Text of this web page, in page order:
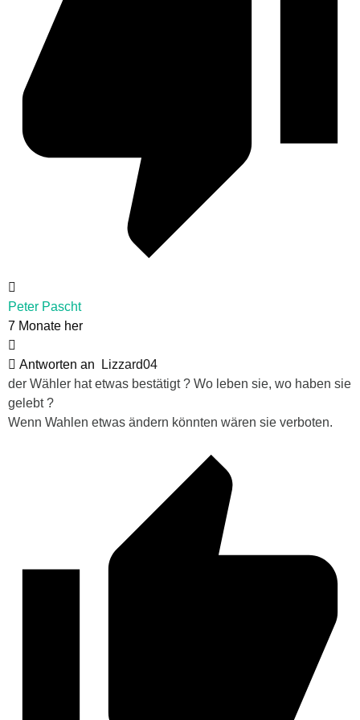
Peter Pascht
7 Monate her
Antworten an
Lizzard04
der Wähler hat etwas bestätigt ? Wo leben sie, wo haben sie
gelebt ?
Wenn Wahlen etwas ändern könnten wären sie verboten.